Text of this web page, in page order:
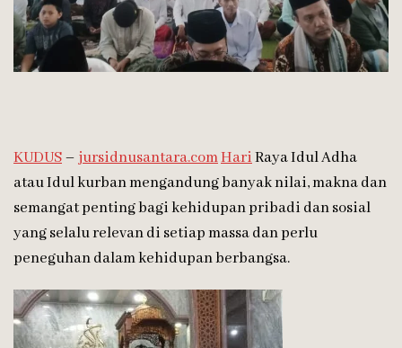
KUDUS– jursidnusantara.comHariRaya Idul Adha
atau Idul kurban mengandung banyak nilai, makna dan
semangat penting bagi kehidupan pribadi dan sosial
yang selalu relevan di setiap massa dan perlu
peneguhan dalam kehidupan berbangsa.